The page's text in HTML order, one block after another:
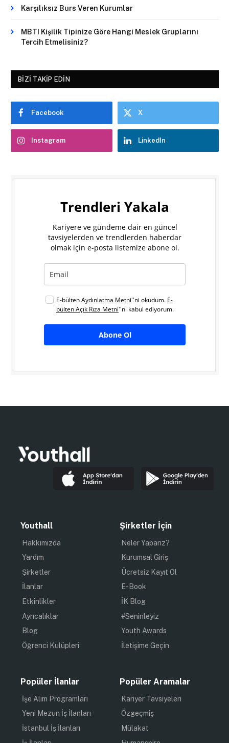
Karşılıksız Burs Veren Kurumlar
MBTI Kişilik Tipinize Göre Hangi Meslek Gruplarını
Tercih Etmelisiniz?
BIZI TAKIP EDIN
Facebook X
Instagram LinkedIn
Trendleri Yakala
Kariyere ve gündeme dair en güncel
tavsiyelerden ve trendlerden haberdar
olmak için e-posta listemize abone ol.
E-bültenAydınlatma Metni''ni okudum. E-
bülten Açık Rıza Metni''ni kabul ediyorum.
Abone Ol
Youthall
Hakkımızda
Yardım
Şirketler
İlanlar
Etkinlikler
Ayrıcalıklar
Blog
Öğrenci Kulüpleri
Şirketler İçin
Neler Yaparız?
Kurumsal Giriş
Ücretsiz Kayıt Ol
E-Book
İK Blog
#Seninleyiz
Youth Awards
İletişime Geçin
Popüler İlanlar
İşe Alım Programları
Yeni Mezun İş İlanları
İstanbul İş İlanları
Popüler Aramalar
Kariyer Tavsiyeleri
Özgeçmiş
Mülakat